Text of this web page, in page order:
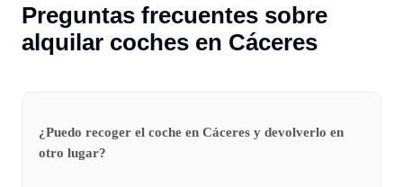
Preguntas frecuentes sobre
alquilar coches en Cáceres
¿Puedo recoger el coche en Cáceres y devolverlo en
otro lugar?